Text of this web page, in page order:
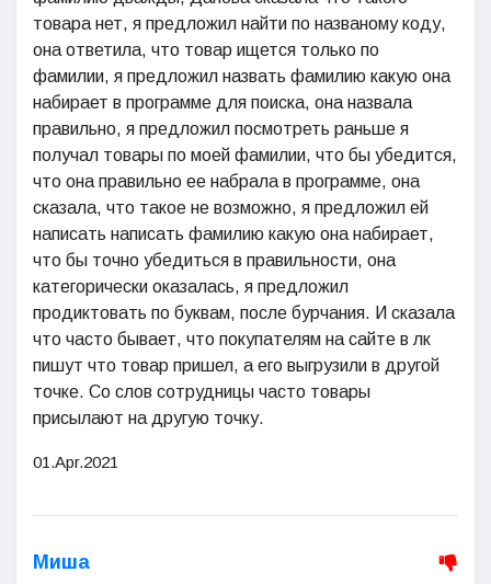
товара нет, я предложил найти по названому коду,
она ответила, что товар ищется только по
фамилии, я предложил назвать фамилию какую она
набирает в программе для поиска, она назвала
правильно, я предложил посмотреть раньше я
получал товары по моей фамилии, что бы убедится,
что она правильно ее набрала в программе, она
сказала, что такое не возможно, я предложил ей
написать написать фамилию какую она набирает,
что бы точно убедиться в правильности, она
категорически оказалась, я предложил
продиктовать по буквам, после бурчания. И сказала
что часто бывает, что покупателям на сайте в лк
пишут что товар пришел, а его выгрузили в другой
точке. Со слов сотрудницы часто товары
присылают на другую точку.
01.Apr.2021
Миша